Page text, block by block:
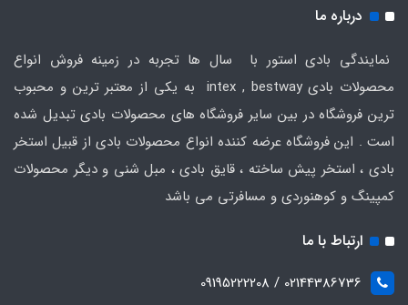
درباره ما
نمایندگی بادی استور با سال ها تجربه در زمینه فروش انواع
محصولات بادی intex , bestway به یکی از معتبر ترین و محبوب
ترین فروشگاه در بین سایر فروشگاه های محصولات بادی تبدیل شده
است . این فروشگاه عرضه کننده انواع محصولات بادی از قبیل استخر
بادی ، استخر پیش ساخته ، قایق بادی ، مبل شنی و دیگر محصولات
کمپینگ و کوهنوردی و مسافرتی می باشد
ارتباط با ما
02144386736 / 09195222208